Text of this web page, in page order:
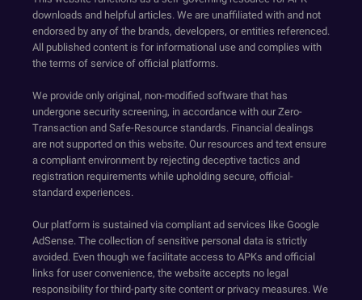
downloads and helpful articles. We are unaffiliated with and not
endorsed by any of the brands, developers, or entities referenced.
All published content is for informational use and complies with
the terms of service of official platforms.
We provide only original, non-modified software that has
undergone security screening, in accordance with our Zero-
Transaction and Safe-Resource standards. Financial dealings
are not supported on this website. Our resources and text ensure
a compliant environment by rejecting deceptive tactics and
registration requirements while upholding secure, official-
standard experiences.
Our platform is sustained via compliant ad services like Google
AdSense. The collection of sensitive personal data is strictly
avoided. Even though we facilitate access to APKs and official
links for user convenience, the website accepts no legal
responsibility for third-party site content or privacy measures. We